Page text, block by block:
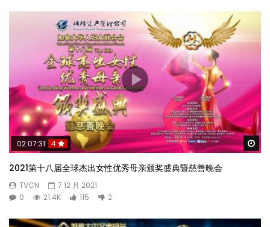
02:07:31 4
2021第十八届全球杰出女性优秀母亲颁奖盛典暨慈善晚会
TVCN
7 12 月 2021
0
21.4K 115 2